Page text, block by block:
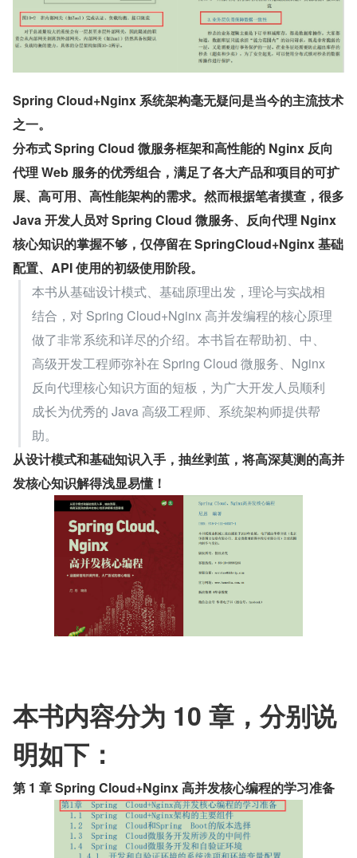
Spring Cloud+Nginx 系统架构毫无疑问是当今的主流技术
之一。
分布式 Spring Cloud 微服务框架和高性能的 Nginx 反向
代理 Web 服务的优秀组合，满足了各大产品和项目的可扩
展、高可用、高性能架构的需求。然而根据笔者摸查，很多
Java 开发人员对 Spring Cloud 微服务、反向代理 Nginx
核心知识的掌握不够，仅停留在 SpringCloud+Nginx 基础
配置、API 使用的初级使用阶段。
本书从基础设计模式、基础原理出发，理论与实战相
结合，对 Spring Cloud+Nginx 高并发编程的核心原理
做了非常系统和详尽的介绍。本书旨在帮助初、中、
高级开发工程师弥补在 Spring Cloud 微服务、Nginx
反向代理核心知识方面的短板，为广大开发人员顺利
成长为优秀的 Java 高级工程师、系统架构师提供帮
助。
从设计模式和基础知识入手，抽丝剥茧，将高深莫测的高并
发核心知识解得浅显易懂！
本书内容分为 10 章，分别说
明如下：
第 1 章 Spring Cloud+Nginx 高并发核心编程的学习准备